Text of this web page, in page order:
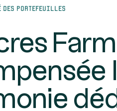
des portefeuilles